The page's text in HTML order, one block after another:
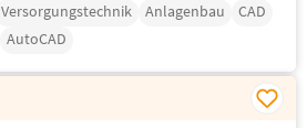
Versorgungstechnik Anlagenbau
CAD
AutoCAD